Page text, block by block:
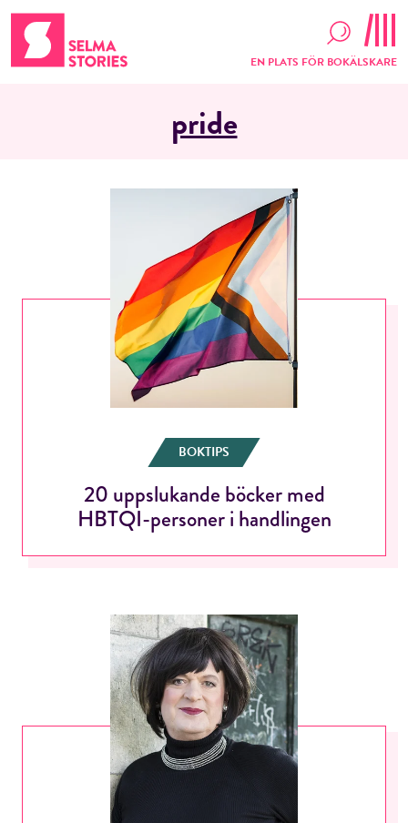
EN PLATS FÖR BOKÄLSKARE
pride
BOKTIPS
20 uppslukande böcker med
HBTQI-personer i handlingen